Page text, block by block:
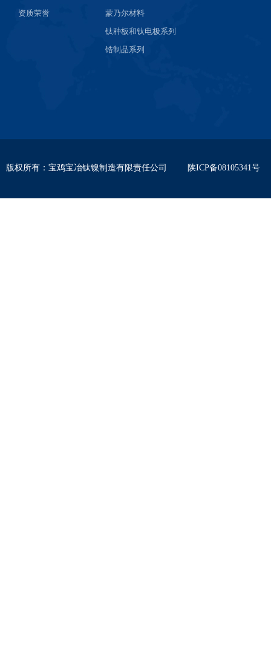
资质荣誉
蒙乃尔材料
钛种板和钛电极系列
锆制品系列
版权所有： 宝鸡宝冶钛镍制造有限责任公司 陕ICP备08105341号